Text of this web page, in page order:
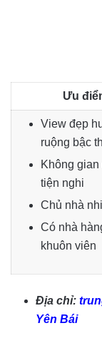
Ưu
View đẹp
ruộng bậc
Không gian
tiện nghi
Chủ nhà
Có nhà
khuôn viên
Địa chỉ:
Yên Bái